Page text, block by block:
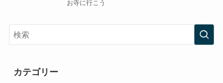
お寺に行こう
カテゴリー